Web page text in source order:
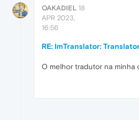
OAKADIEL 18
APR 2023,
16:56
RE: ImTranslator:
O melhor tradutor na minha